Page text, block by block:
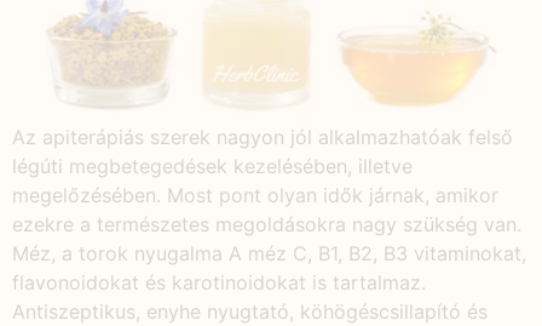
Az apiterápiás szerek nagyon jól alkalmazhatóak felső
légúti megbetegedések kezelésében, illetve
megelőzésében. Most pont olyan idők járnak, amikor
ezekre a természetes megoldásokra nagy szükség van.
Méz, a torok nyugalma A méz C, B1, B2, B3 vitaminokat,
flavonoidokat és karotinoidokat is tartalmaz.
Antiszeptikus, enyhe nyugtató, köhögéscsillapító és